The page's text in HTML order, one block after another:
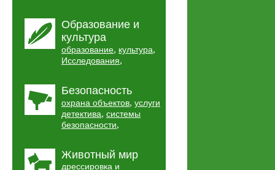
Образование и
культура
образование, культура,
Исследования,
Безопасность
охрана объектов, услуги
детектива, системы
безопасности,
Животный мир
дрессировка и